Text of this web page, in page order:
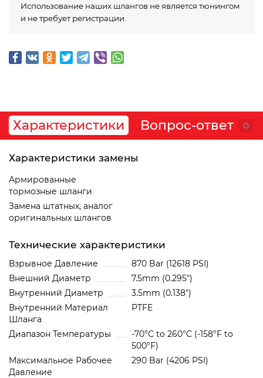
Использование наших шлангов не является тюнингом
и не требует регистрации.
Характеристики Вопрос-ответ 0
Характеристики замены
Армированные
тормозные шланги
Замена штатных, аналог
оригинальных шлангов
Технические характеристики
Взрывное Давление
870 Bar (12618 PSI)
Внешний Диаметр
7.5mm (0.295")
Внутренний Диаметр
3.5mm (0.138")
Внутренний Материал
Шланга
PTFE
Диапазон Температуры
-70°C to 260°C (-158°F to
500°F)
Максимальное Рабочее
Давление
290 Bar (4206 PSI)